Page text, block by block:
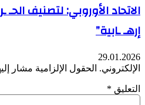
الاتحاد الأوروبي: لتصنيف
إرهـ ـابية”
29.01.2026
الإلكتروني. الحقول الإلزامية مشار
التعليق *